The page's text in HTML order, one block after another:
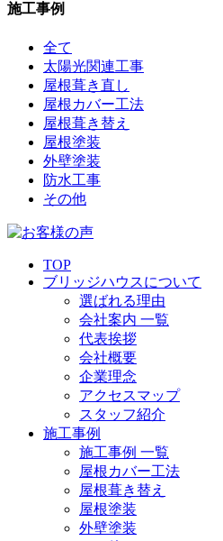
施工事例
全て
太陽光関連工事
屋根葺き直し
屋根カバー工法
屋根葺き替え
屋根塗装
外壁塗装
防水工事
その他
TOP
ブリッジハウスについて
選ばれる理由
会社案内 一覧
代表挨拶
会社概要
企業理念
アクセスマップ
スタッフ紹介
施工事例
施工事例 一覧
屋根カバー工法
屋根葺き替え
屋根塗装
外壁塗装